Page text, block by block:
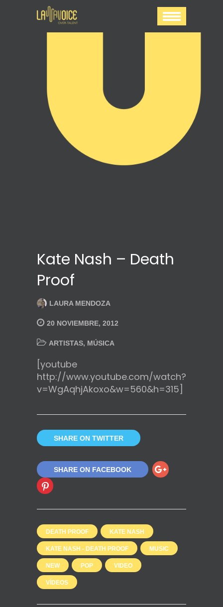
Kate Nash – Death
Proof
LAURA MENDOZA
20 NOVIEMBRE, 2012
ARTISTAS, MÚSICA
[youtube
http://www.youtube.com/watch?
v=WgAqhjAkoxo&w=560&h=315]
SHARE ON TWITTER
SHARE ON FACEBOOK
DEATH PROOF KATE NASH
KATE NASH - DEATH PROOF MUSIC
NEW POP VIDEO
VÍDEOS